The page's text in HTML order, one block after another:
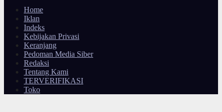
Home
Iklan
Indeks
Kebijakan Privasi
Keranjang
Pedoman Media Siber
Redaksi
Tentang Kami
TERVERIFIKASI
Toko